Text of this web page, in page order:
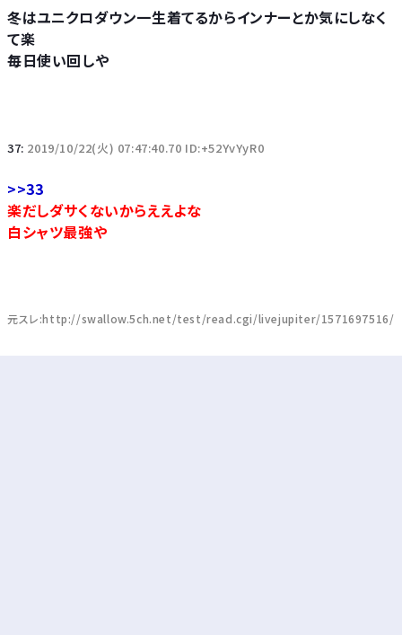
冬はユニクロダウン一生着てるからインナーとか気にしなく
て楽
毎日使い回しや
37: 2019/10/22(火) 07:47:40.70 ID:+52YvYyR0
>>33
楽だしダサくないからええよな
白シャツ最強や
元スレ:http://swallow.5ch.net/test/read.cgi/livejupiter/1571697516/